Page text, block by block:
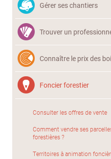
Gérer ses chantiers
Trouver un
Connaître le prix des
Foncier forestier
Consulter les offres de vente
Comment vendre ses
forestières ?
Territoires à animation